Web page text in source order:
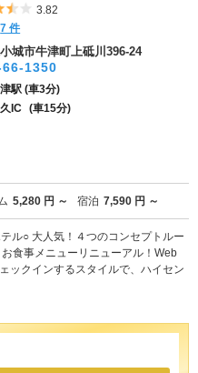
5つ星のうち3.5
3.82
7 件
城市牛津町上砥川396-24
1350
駅 (車3分)
IC (車15分)
5,280 円 ～ 宿泊 7,590 円 ～
ル○ 大人気！４つのコンセプトルー
食事メニューリニューアル！Web
ックインするスタイルで、ハイセン